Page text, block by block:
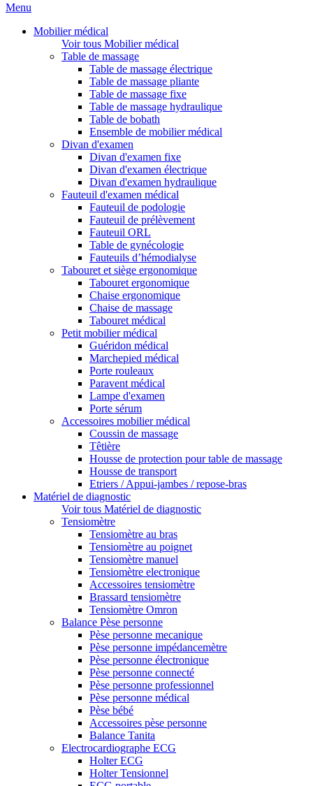
Menu
Mobilier médical
Voir tous Mobilier médical
Table de massage
Table de massage électrique
Table de massage pliante
Table de massage fixe
Table de massage hydraulique
Table de bobath
Ensemble de mobilier médical
Divan d'examen
Divan d'examen fixe
Divan d'examen électrique
Divan d'examen hydraulique
Fauteuil d'examen médical
Fauteuil de podologie
Fauteuil de prélèvement
Fauteuil ORL
Table de gynécologie
Fauteuils d’hémodialyse
Tabouret et siège ergonomique
Tabouret ergonomique
Chaise ergonomique
Chaise de massage
Tabouret médical
Petit mobilier médical
Guéridon médical
Marchepied médical
Porte rouleaux
Paravent médical
Lampe d'examen
Porte sérum
Accessoires mobilier médical
Coussin de massage
Têtière
Housse de protection pour table de massage
Housse de transport
Etriers / Appui-jambes / repose-bras
Matériel de diagnostic
Voir tous Matériel de diagnostic
Tensiomètre
Tensiomètre au bras
Tensiomètre au poignet
Tensiomètre manuel
Tensiomètre electronique
Accessoires tensiomètre
Brassard tensiomètre
Tensiomètre Omron
Balance Pèse personne
Pèse personne mecanique
Pèse personne impédancemètre
Pèse personne électronique
Pèse personne connecté
Pèse personne professionnel
Pèse personne médical
Pèse bébé
Accessoires pèse personne
Balance Tanita
Electrocardiographe ECG
Holter ECG
Holter Tensionnel